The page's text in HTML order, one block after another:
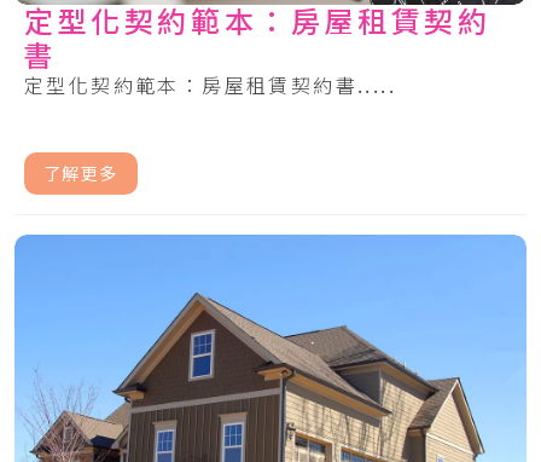
定型化契約範本：房屋租賃契約
書
定型化契約範本：房屋租賃契約書.....
了解更多